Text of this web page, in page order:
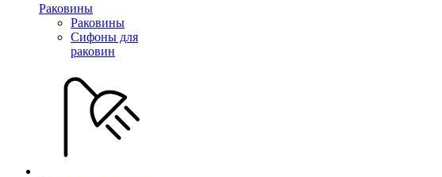
Раковины
Раковины
Сифоны для
раковин